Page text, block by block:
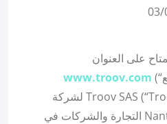
على العنوان
www.troov.com (“الموقع”) بواسطة وهو ملك
لشركة Troov SAS (“Troov”) ، المسجلة في سجل
التجارة والشركات في Nanterre برقم 834337 370